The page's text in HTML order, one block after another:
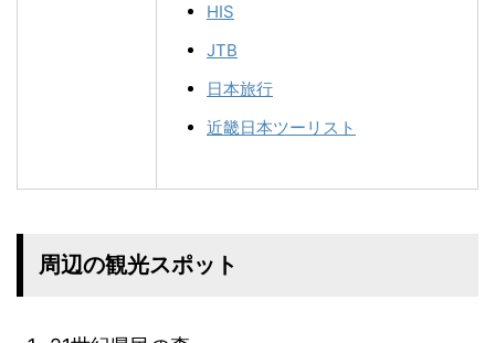
HIS
JTB
日本旅行
近畿日本ツーリスト
周辺の観光スポット